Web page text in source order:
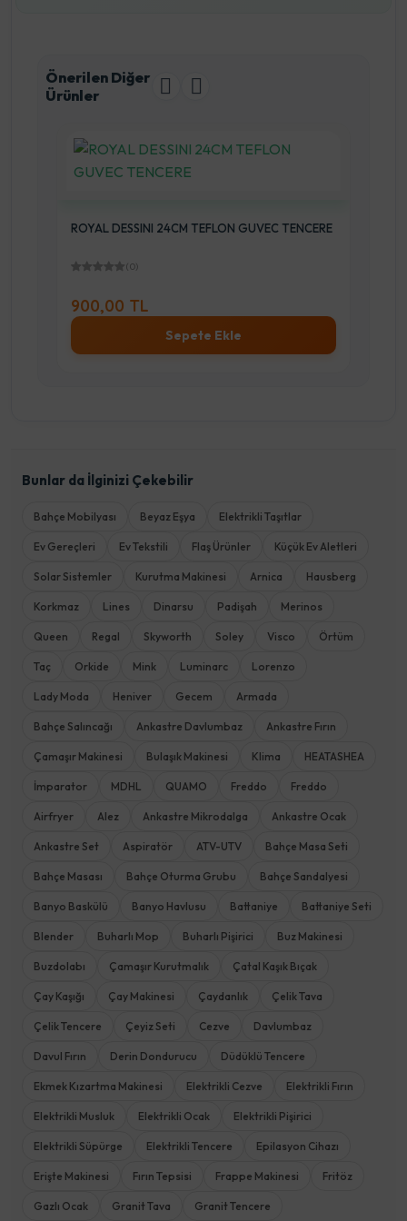
Önerilen Diğer
Ürünler
ROYAL DESSINI 24CM TEFLON GUVEC TENCERE
(0)
900,00 TL
Sepete Ekle
Bunlar da İlginizi Çekebilir
Bahçe Mobilyası Beyaz Eşya Elektrikli Taşıtlar
Ev Gereçleri Ev Tekstili Flaş Ürünler Küçük Ev Aletleri
Solar Sistemler Kurutma Makinesi Arnica Hausberg
Korkmaz Lines Dinarsu Padişah Merinos
Queen Regal Skyworth Soley Visco Örtüm
Taç Orkide Mink Luminarc Lorenzo
Lady Moda Heniver Gecem Armada
Bahçe Salıncağı Ankastre Davlumbaz Ankastre Fırın
Çamaşır Makinesi Bulaşık Makinesi Klima HEATASHEA
İmparator MDHL QUAMO Freddo Freddo
Airfryer Alez Ankastre Mikrodalga Ankastre Ocak
Ankastre Set Aspiratör ATV-UTV Bahçe Masa Seti
Bahçe Masası Bahçe Oturma Grubu Bahçe Sandalyesi
Banyo Baskülü Banyo Havlusu Battaniye Battaniye Seti
Blender Buharlı Mop Buharlı Pişirici Buz Makinesi
Buzdolabı Çamaşır Kurutmalık Çatal Kaşık Bıçak
Çay Kaşığı Çay Makinesi Çaydanlık Çelik Tava
Çelik Tencere Çeyiz Seti Cezve Davlumbaz
Davul Fırın Derin Dondurucu Düdüklü Tencere
Ekmek Kızartma Makinesi Elektrikli Cezve Elektrikli Fırın
Elektrikli Musluk Elektrikli Ocak Elektrikli Pişirici
Elektrikli Süpürge Elektrikli Tencere Epilasyon Cihazı
Erişte Makinesi Fırın Tepsisi Frappe Makinesi Fritöz
Gazlı Ocak Granit Tava Granit Tencere